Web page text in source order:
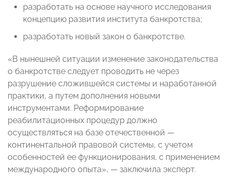
разработать на основе научного исследования
концепцию развития института банкротства;
разработать новый закон о банкротстве.
«В нынешней ситуации изменение законодательства
о банкротстве следует проводить не через
разрушение сложившейся системы и наработанной
практики, а путем дополнения новыми
инструментами. Реформирование
реабилитационных процедур должно
осуществляться на базе отечественной —
континентальной правовой системы, с учетом
особенностей ее функционирования, с применением
международного опыта», — заключила эксперт.